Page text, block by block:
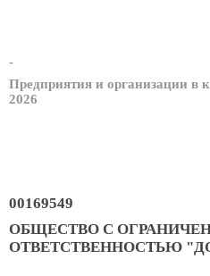
-
Предприятия и организации в
2026
00169549
ОБЩЕСТВО С
ОТВЕТСТВЕННОСТЬЮ